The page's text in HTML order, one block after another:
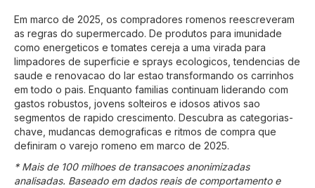
Em marco de 2025, os compradores romenos reescreveram
as regras do supermercado. De produtos para imunidade
como energeticos e tomates cereja a uma virada para
limpadores de superficie e sprays ecologicos, tendencias de
saude e renovacao do lar estao transformando os carrinhos
em todo o pais. Enquanto familias continuam liderando com
gastos robustos, jovens solteiros e idosos ativos sao
segmentos de rapido crescimento. Descubra as categorias-
chave, mudancas demograficas e ritmos de compra que
definiram o varejo romeno em marco de 2025.
* Mais de 100 milhoes de transacoes anonimizadas
analisadas. Baseado em dados reais de comportamento e